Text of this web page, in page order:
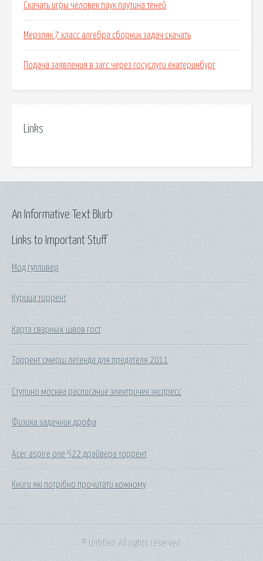
Скачать игры человек паук паутина теней
Мерзляк 7 класс алгебра сборник задач скачать
Подача заявления в загс через госуслуги екатеринбург
Links
Links to Important Stuff
Мод гулливер
Курица торрент
Карта сварных швов гост
Торрент смерш легенда для предателя 2011
Ступино москва расписание электричек экспресс
Физика задачник дрофа
Acer aspire one 522 драйвера торрент
Книги які потрібно прочитати кожному
An Informative Text Blurb
© Untitled. All rights reserved.